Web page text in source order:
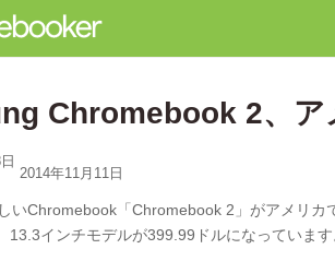
Chromebook 2、ア
2014年11月11日
いChromebook「Chromebook 2」がアメリ
13.3インチモデルが399.99ドルになっています